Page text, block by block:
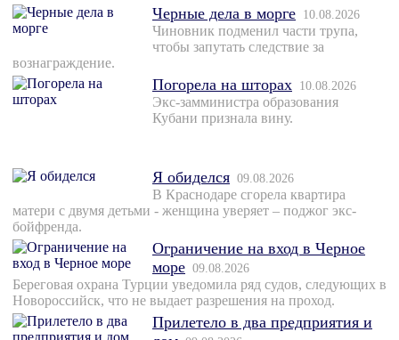
Черные дела в морге 10.08.2026
Чиновник подменил части трупа,
чтобы запутать следствие за
вознаграждение.
Погорела на шторах 10.08.2026
Экс-замминистра образования
Кубани признала вину.
Я обиделся 09.08.2026
В Краснодаре сгорела квартира
матери с двумя детьми - женщина уверяет – поджог экс-
бойфренда.
Ограничение на вход в Черное
море 09.08.2026
Береговая охрана Турции уведомила ряд судов, следующих в
Новороссийск, что не выдает разрешения на проход.
Прилетело в два предприятия и